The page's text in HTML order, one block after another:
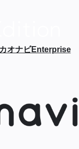
カオナビEnterprise